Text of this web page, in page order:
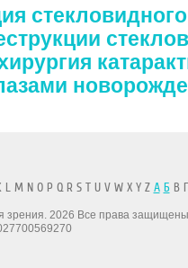
M N O P Q R S T U V W X Y Z А БВ
зрения. 2026 Все права